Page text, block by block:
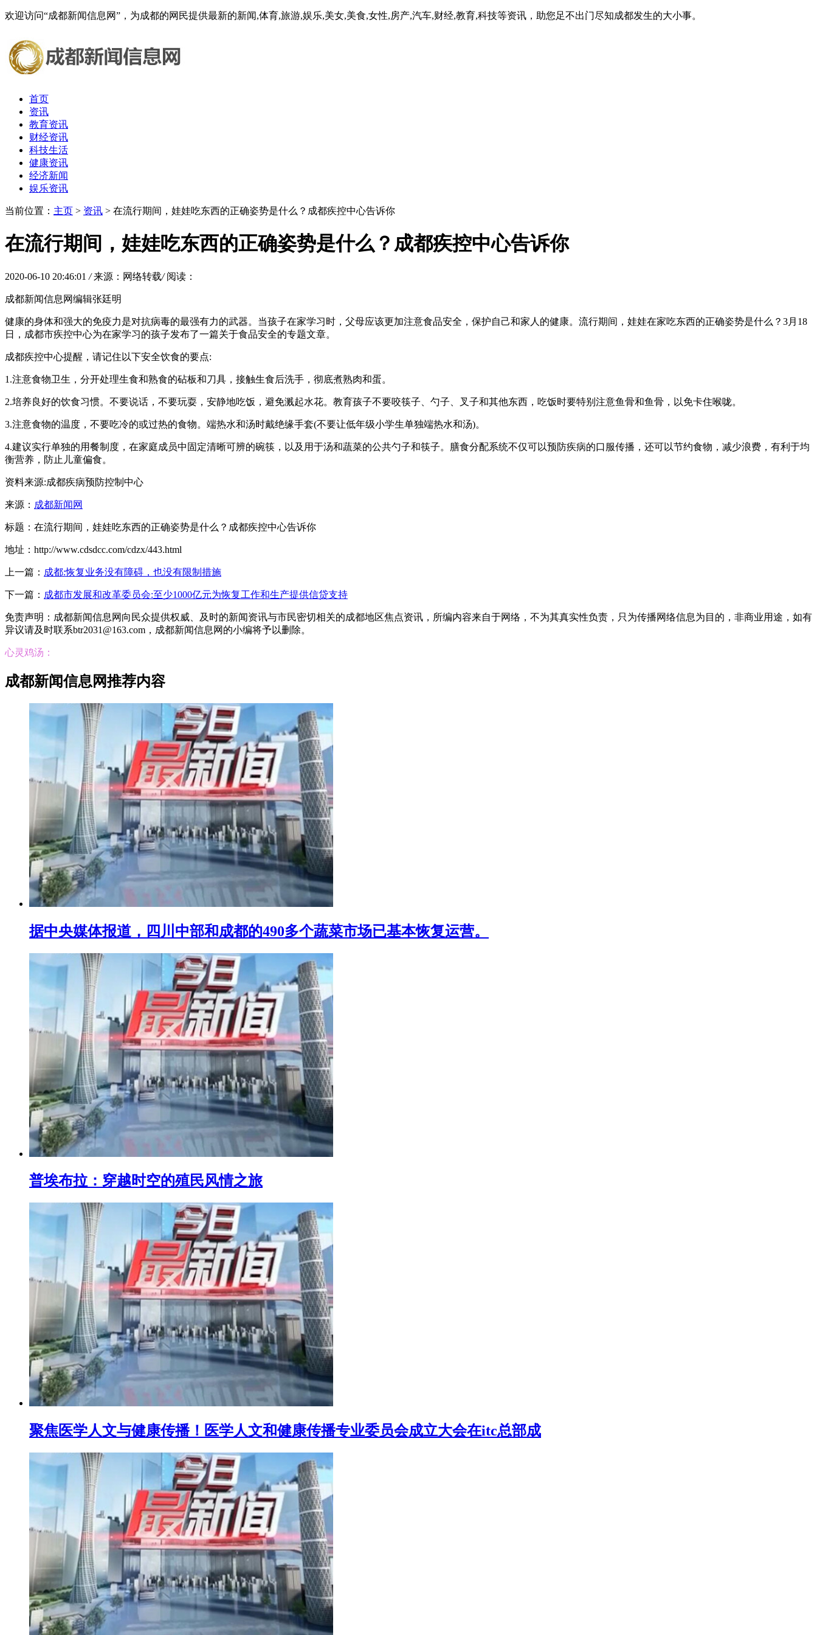
欢迎访问“成都新闻信息网”，为成都的网民提供最新的新闻,体育,旅游,娱乐,美女,美食,女性,房产,汽车,财经,教育,科技等资讯，助您足不出门尽知成都发生的大小事。
首页
资讯
教育资讯
财经资讯
科技生活
健康资讯
经济新闻
娱乐资讯
当前位置： 主页 > 资讯 > 在流行期间，娃娃吃东西的正确姿势是什么？成都疾控中心告诉你
在流行期间，娃娃吃东西的正确姿势是什么？成都疾控中心告诉你
2020-06-10 20:46:01 / 来源：网络转载/ 阅读：
成都新闻信息网编辑张廷明
健康的身体和强大的免疫力是对抗病毒的最强有力的武器。当孩子在家学习时，父母应该更加注意食品安全，保护自己和家人的健康。流行期间，娃娃在家吃东西的正确姿势是什么？3月18
日，成都市疾控中心为在家学习的孩子发布了一篇关于食品安全的专题文章。
成都疾控中心提醒，请记住以下安全饮食的要点:
1.注意食物卫生，分开处理生食和熟食的砧板和刀具，接触生食后洗手，彻底煮熟肉和蛋。
2.培养良好的饮食习惯。不要说话，不要玩耍，安静地吃饭，避免溅起水花。教育孩子不要咬筷子、勺子、叉子和其他东西，吃饭时要特别注意鱼骨和鱼骨，以免卡住喉咙。
3.注意食物的温度，不要吃冷的或过热的食物。端热水和汤时戴绝缘手套(不要让低年级小学生单独端热水和汤)。
4.建议实行单独的用餐制度，在家庭成员中固定清晰可辨的碗筷，以及用于汤和蔬菜的公共勺子和筷子。膳食分配系统不仅可以预防疾病的口服传播，还可以节约食物，减少浪费，有利于均
衡营养，防止儿童偏食。
资料来源:成都疾病预防控制中心
来源： 成都新闻网
标题：在流行期间，娃娃吃东西的正确姿势是什么？成都疾控中心告诉你
地址：http://www.cdsdcc.com/cdzx/443.html
上一篇： 成都:恢复业务没有障碍，也没有限制措施
下一篇： 成都市发展和改革委员会:至少1000亿元为恢复工作和生产提供信贷支持
免责声明：成都新闻信息网向民众提供权威、及时的新闻资讯与市民密切相关的成都地区焦点资讯，所编内容来自于网络，不为其真实性负责，只为传播网络信息为目的，非商业用途，如有
异议请及时联系btr2031@163.com，成都新闻信息网的小编将予以删除。
心灵鸡汤：
成都新闻信息网推荐内容
据中央媒体报道，四川中部和成都的490多个蔬菜市场已基本恢复运营。
普埃布拉：穿越时空的殖民风情之旅
聚焦医学人文与健康传播！医学人文和健康传播专业委员会成立大会在itc总部成